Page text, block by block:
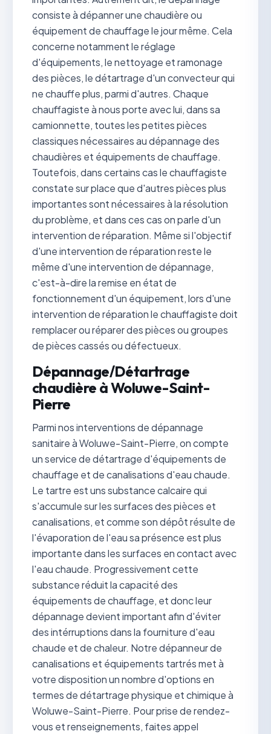
consiste à dépanner une chaudière ou
équipement de chauffage le jour même. Cela
concerne notamment le réglage
d'équipements, le nettoyage et ramonage
des pièces, le détartrage d'un convecteur qui
ne chauffe plus, parmi d'autres. Chaque
chauffagiste à nous porte avec lui, dans sa
camionnette, toutes les petites pièces
classiques nécessaires au dépannage des
chaudières et équipements de chauffage.
Toutefois, dans certains cas le chauffagiste
constate sur place que d'autres pièces plus
importantes sont nécessaires à la résolution
du problème, et dans ces cas on parle d'un
intervention de réparation. Même si l'objectif
d'une intervention de réparation reste le
même d'une intervention de dépannage,
c'est-à-dire la remise en état de
fonctionnement d'un équipement, lors d'une
intervention de réparation le chauffagiste doit
remplacer ou réparer des pièces ou groupes
de pièces cassés ou défectueux.
Dépannage/Détartrage
chaudière à Woluwe-Saint-
Pierre
Parmi nos interventions de dépannage
sanitaire à Woluwe-Saint-Pierre, on compte
un service de détartrage d'équipements de
chauffage et de canalisations d'eau chaude.
Le tartre est uns substance calcaire qui
s'accumule sur les surfaces des pièces et
canalisations, et comme son dépôt résulte de
l'évaporation de l'eau sa présence est plus
importante dans les surfaces en contact avec
l'eau chaude. Progressivement cette
substance réduit la capacité des
équipements de chauffage, et donc leur
dépannage devient important afin d'éviter
des intérruptions dans la fourniture d'eau
chaude et de chaleur. Notre dépanneur de
canalisations et équipements tartrés met à
votre disposition un nombre d'options en
termes de détartrage physique et chimique à
Woluwe-Saint-Pierre. Pour prise de rendez-
vous et renseignements, faites appel